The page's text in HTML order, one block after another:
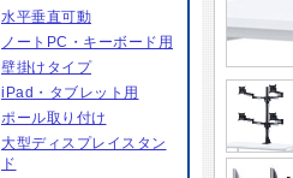
水平垂直可動
ノートPC・キーボード用
壁掛けタイプ
iPad・タブレット用
ポール取り付け
大型ディスプレイスタン
ド